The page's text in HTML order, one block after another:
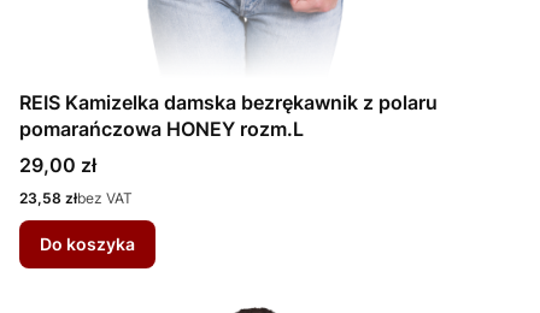
REIS Kamizelka damska bezrękawnik z polaru
pomarańczowa HONEY rozm.L
Cena
29,00 zł
Cena
23,58 złbez VAT
Do koszyka